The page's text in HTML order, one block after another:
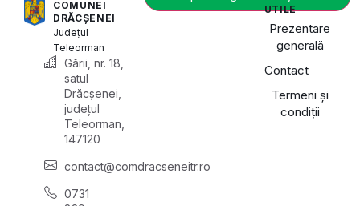
COMUNEI
DRĂCȘENEI
Județul
Teleorman
Gării, nr. 18,
satul
Drăcșenei,
județul
Teleorman,
147120
contact@comdracseneitr.ro
0731
UTILE
Prezentare
generală
Contact
Termeni și
condiții